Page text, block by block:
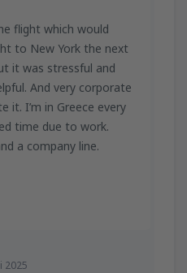
2025
flight which would
to New York the next
it was stressful and
And very corporate
it. I’m in Greece every
time due to work.
a company line.